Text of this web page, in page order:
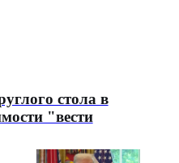
стола в
"вести